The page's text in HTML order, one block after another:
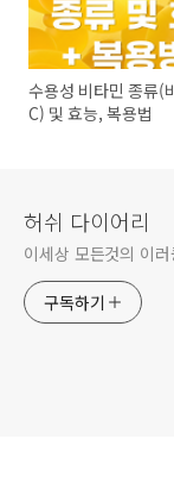
수용성 비타민 종류(
C) 및 효능, 복용법
허쉬 다이어리
이세상 모든것의 이
구독하기